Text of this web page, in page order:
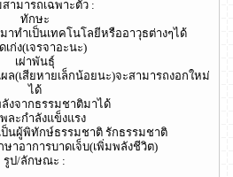
ามารถเฉพาะตัว :
ทักษะ
าทำเป็นเทคโนโลยีหรืออาวุธต่างๆได้
เก่ง(เจรจาอะนะ)
เผ่าพันธุ์
ล(เสียหายเล็กน้อยนะ)จะสามารถงอกใหม่
ได้
งจากธรรมชาติมาได้
ละกำลังแข็งแรง
ป็นผู้พิทักษ์ธรรมชาติ รักธรรมชาติ
าอาการบาดเจ็บ(เพิ่มพลังชีวิต)
รูป/ลักษณะ :